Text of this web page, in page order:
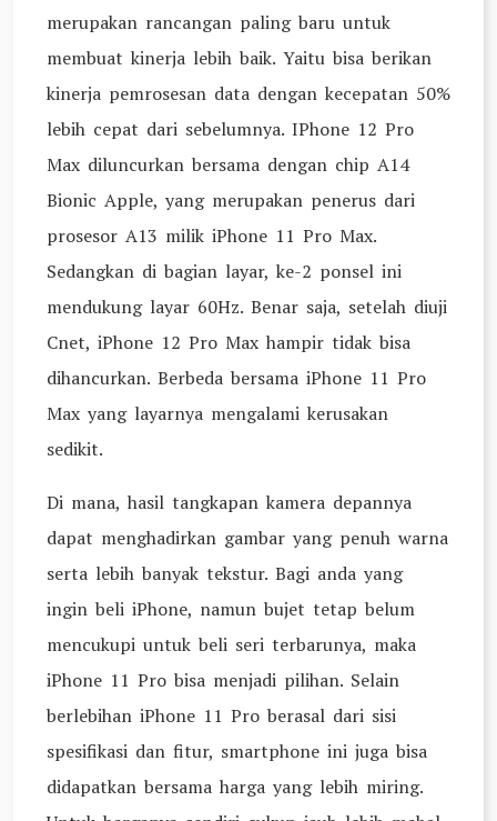
merupakan rancangan paling baru untuk
membuat kinerja lebih baik. Yaitu bisa berikan
kinerja pemrosesan data dengan kecepatan 50%
lebih cepat dari sebelumnya. IPhone 12 Pro
Max diluncurkan bersama dengan chip A14
Bionic Apple, yang merupakan penerus dari
prosesor A13 milik iPhone 11 Pro Max.
Sedangkan di bagian layar, ke-2 ponsel ini
mendukung layar 60Hz. Benar saja, setelah diuji
Cnet, iPhone 12 Pro Max hampir tidak bisa
dihancurkan. Berbeda bersama iPhone 11 Pro
Max yang layarnya mengalami kerusakan
sedikit.
Di mana, hasil tangkapan kamera depannya
dapat menghadirkan gambar yang penuh warna
serta lebih banyak tekstur. Bagi anda yang
ingin beli iPhone, namun bujet tetap belum
mencukupi untuk beli seri terbarunya, maka
iPhone 11 Pro bisa menjadi pilihan. Selain
berlebihan iPhone 11 Pro berasal dari sisi
spesifikasi dan fitur, smartphone ini juga bisa
didapatkan bersama harga yang lebih miring.